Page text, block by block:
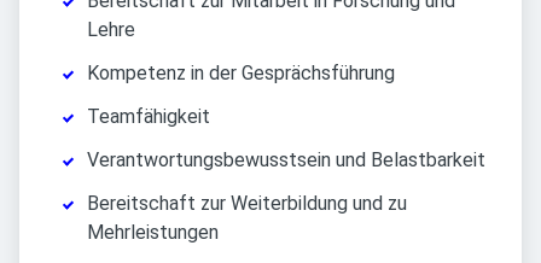
Lehre
Kompetenz in der Gesprächsführung
Teamfähigkeit
Verantwortungsbewusstsein und Belastbarkeit
Bereitschaft zur Weiterbildung und zu
Mehrleistungen